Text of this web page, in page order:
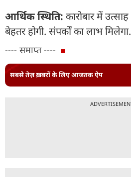
आर्थिक स्थिति: कारोबार में
बेहतर होगी. संपर्कों का लाभ मिलेगा.
---- समाप्त ----
सबसे तेज़ ख़बरों के लिए आजतक ऐप